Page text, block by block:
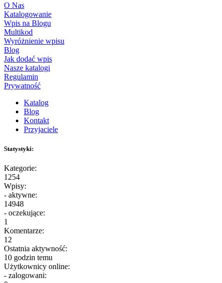
O Nas
Katalogowanie
Wpis na Blogu
Multikod
Wyróżnienie wpisu
Blog
Jak dodać wpis
Nasze katalogi
Regulamin
Prywatność
Katalog
Blog
Kontakt
Przyjaciele
Statystyki:
Kategorie:
1254
Wpisy:
- aktywne:
14948
- oczekujące:
1
Komentarze:
12
Ostatnia aktywność:
10 godzin temu
Użytkownicy online:
- zalogowani: